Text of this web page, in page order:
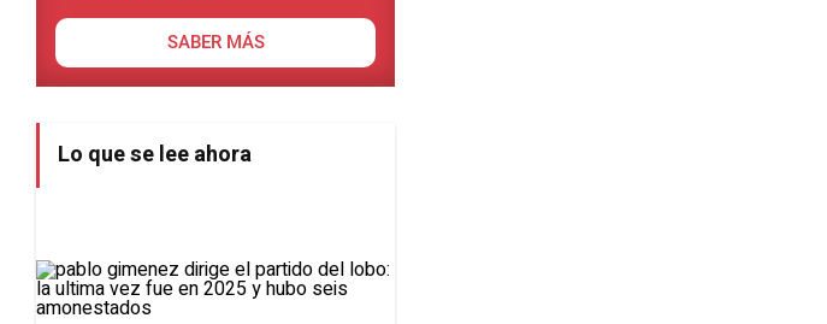
SABER MÁS
Lo que se lee ahora